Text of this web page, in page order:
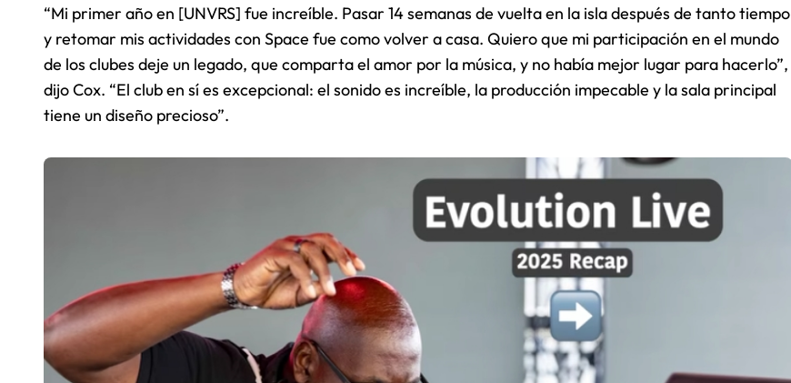
“Mi primer año en [UNVRS] fue increíble. Pasar 14 semanas de vuelta en la isla después de tanto tiempo
y retomar mis actividades con Space fue como volver a casa. Quiero que mi participación en el mundo
de los clubes deje un legado, que comparta el amor por la música, y no había mejor lugar para hacerlo”,
dijo Cox. “El club en sí es excepcional: el sonido es increíble, la producción impecable y la sala principal
tiene un diseño precioso”.